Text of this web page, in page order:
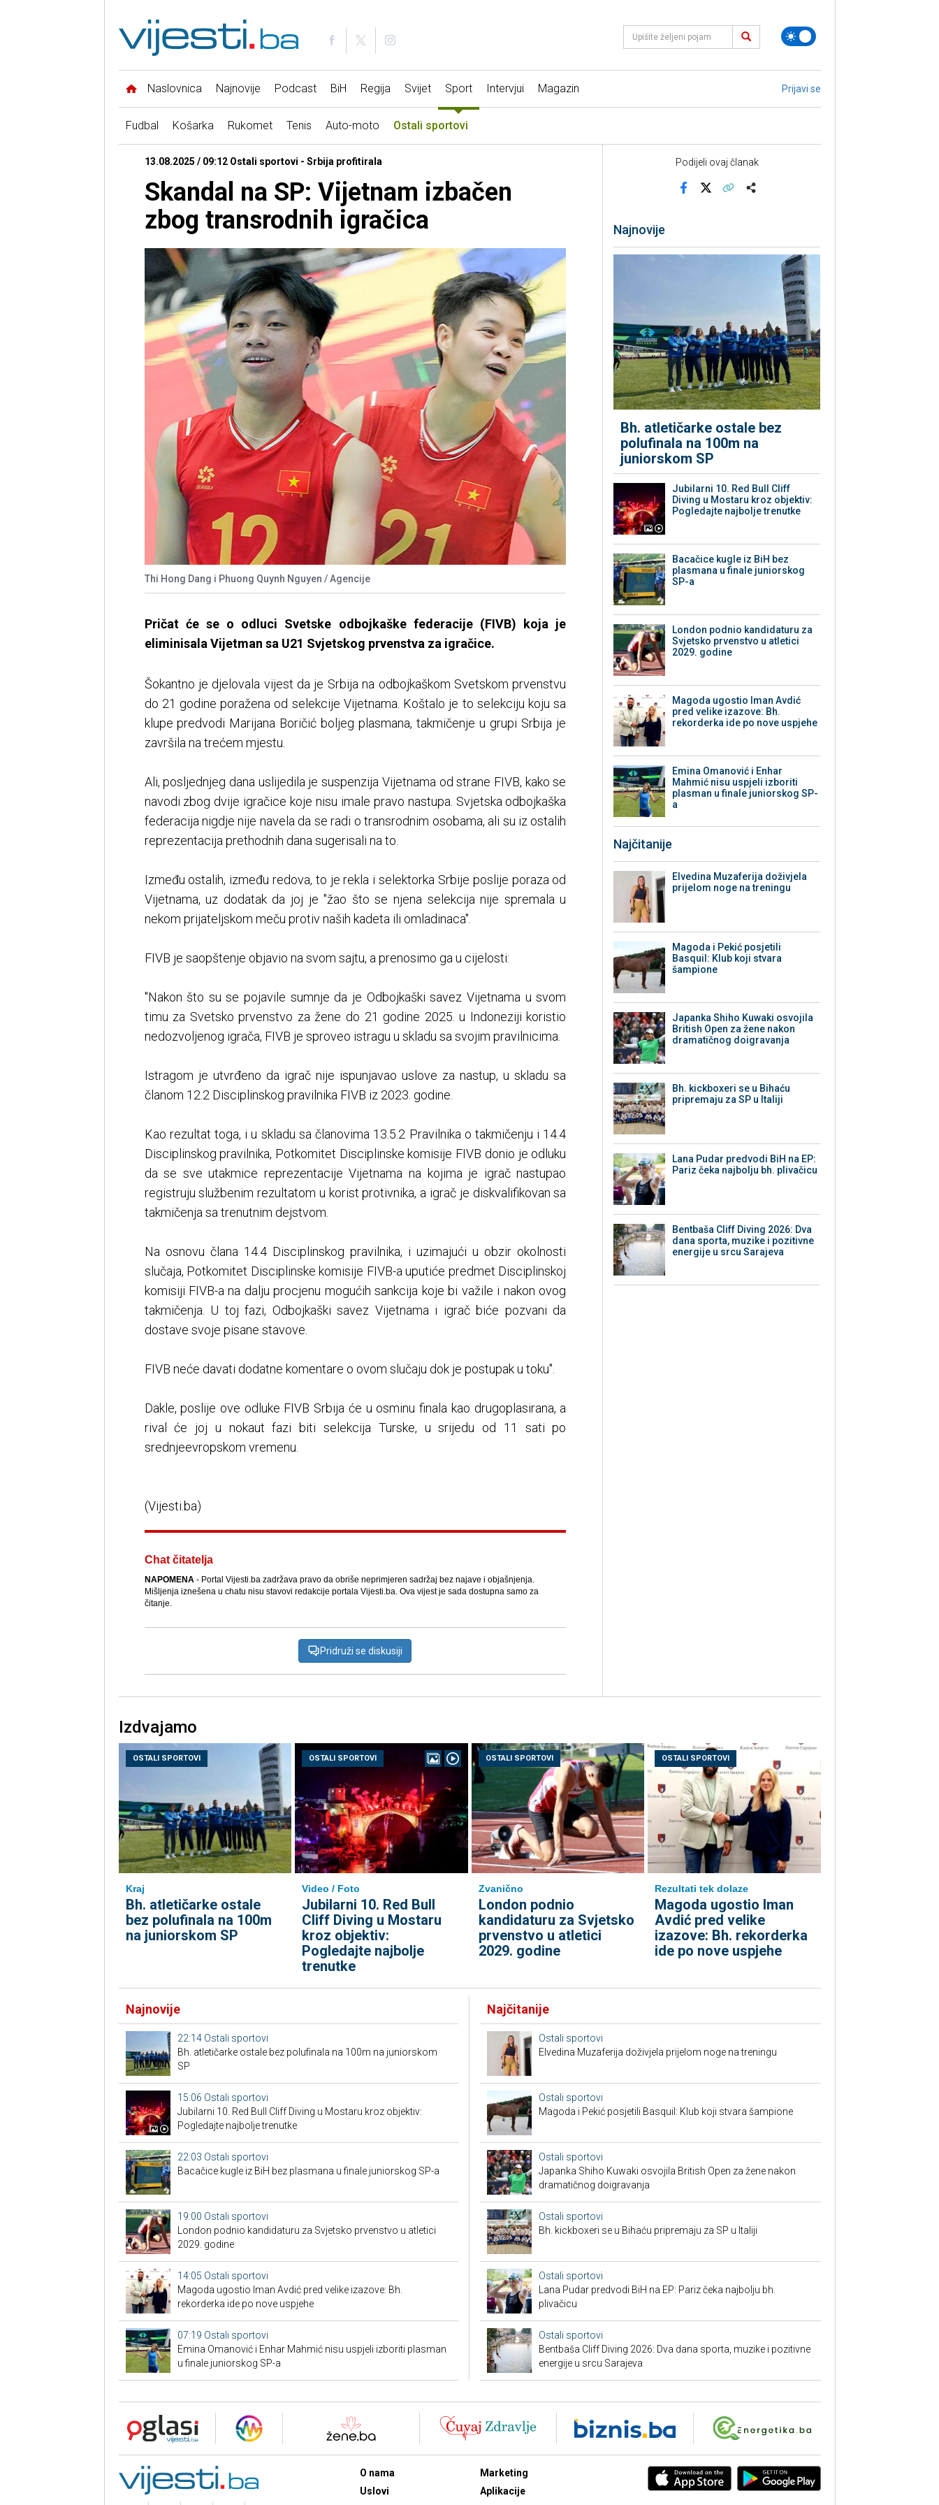
Naslovnica Najnovije Podcast BiH Regija Svijet Sport Intervjui Magazin Prijavi se
Fudbal Košarka Rukomet Tenis Auto-moto Ostali sportovi
13.08.2025 / 09:12 Ostali sportovi - Srbija profitirala
Skandal na SP: Vijetnam izbačen
zbog transrodnih igračica
Thi Hong Dang i Phuong Quynh Nguyen / Agencije
Pričat će se o odluci Svetske odbojkaške federacije (FIVB) koja je
eliminisala Vijetman sa U21 Svjetskog prvenstva za igračice.
Šokantno je djelovala vijest da je Srbija na odbojkaškom Svetskom prvenstvu
do 21 godine poražena od selekcije Vijetnama. Koštalo je to selekciju koju sa
klupe predvodi Marijana Boričić boljeg plasmana, takmičenje u grupi Srbija je
završila na trećem mjestu.
Ali, posljednjeg dana uslijedila je suspenzija Vijetnama od strane FIVB, kako se
navodi zbog dvije igračice koje nisu imale pravo nastupa. Svjetska odbojkaška
federacija nigdje nije navela da se radi o transrodnim osobama, ali su iz ostalih
reprezentacija prethodnih dana sugerisali na to.
Između ostalih, između redova, to je rekla i selektorka Srbije poslije poraza od
Vijetnama, uz dodatak da joj je "žao što se njena selekcija nije spremala u
nekom prijateljskom meču protiv naših kadeta ili omladinaca".
FIVB je saopštenje objavio na svom sajtu, a prenosimo ga u cijelosti:
"Nakon što su se pojavile sumnje da je Odbojkaški savez Vijetnama u svom
timu za Svetsko prvenstvo za žene do 21 godine 2025. u Indoneziji koristio
nedozvoljenog igrača, FIVB je sproveo istragu u skladu sa svojim pravilnicima.
Istragom je utvrđeno da igrač nije ispunjavao uslove za nastup, u skladu sa
članom 12.2 Disciplinskog pravilnika FIVB iz 2023. godine.
Kao rezultat toga, i u skladu sa članovima 13.5.2 Pravilnika o takmičenju i 14.4
Disciplinskog pravilnika, Potkomitet Disciplinske komisije FIVB donio je odluku
da se sve utakmice reprezentacije Vijetnama na kojima je igrač nastupao
registruju službenim rezultatom u korist protivnika, a igrač je diskvalifikovan sa
takmičenja sa trenutnim dejstvom.
Na osnovu člana 14.4 Disciplinskog pravilnika, i uzimajući u obzir okolnosti
slučaja, Potkomitet Disciplinske komisije FIVB-a uputiće predmet Disciplinskoj
komisiji FIVB-a na dalju procjenu mogućih sankcija koje bi važile i nakon ovog
takmičenja. U toj fazi, Odbojkaški savez Vijetnama i igrač biće pozvani da
dostave svoje pisane stavove.
FIVB neće davati dodatne komentare o ovom slučaju dok je postupak u toku".
Dakle, poslije ove odluke FIVB Srbija će u osminu finala kao drugoplasirana, a
rival će joj u nokaut fazi biti selekcija Turske, u srijedu od 11 sati po
srednjeevropskom vremenu.
(Vijesti.ba)
Chat čitatelja
NAPOMENA- Portal Vijesti.ba zadržava pravo da obriše neprimjeren sadržaj bez najave i objašnjenja.
Mišljenja iznešena u chatu nisu stavovi redakcije portala Vijesti.ba. Ova vijest je sada dostupna samo za
čitanje.
Pridruži se diskusiji
Podijeli ovaj članak
Najnovije
Bh. atletičarke ostale bez
polufinala na 100m na
juniorskom SP
Jubilarni 10. Red Bull Cliff
Diving u Mostaru kroz objektiv:
Pogledajte najbolje trenutke
Bacačice kugle iz BiH bez
plasmana u finale juniorskog
SP-a
London podnio kandidaturu za
Svjetsko prvenstvo u atletici
2029. godine
Magoda ugostio Iman Avdić
pred velike izazove: Bh.
rekorderka ide po nove uspjehe
Emina Omanović i Enhar
Mahmić nisu uspjeli izboriti
plasman u finale juniorskog SP-
a
Najčitanije
Elvedina Muzaferija doživjela
prijelom noge na treningu
Magoda i Pekić posjetili
Basquil: Klub koji stvara
šampione
Japanka Shiho Kuwaki osvojila
British Open za žene nakon
dramatičnog doigravanja
Bh. kickboxeri se u Bihaću
pripremaju za SP u Italiji
Lana Pudar predvodi BiH na EP:
Pariz čeka najbolju bh. plivačicu
Bentbaša Cliff Diving 2026: Dva
dana sporta, muzike i pozitivne
energije u srcu Sarajeva
Izdvajamo
OSTALI SPORTOVI
Kraj
Bh. atletičarke ostale
bez polufinala na 100m
na juniorskom SP
OSTALI SPORTOVI
Video / Foto
Jubilarni 10. Red Bull
Cliff Diving u Mostaru
kroz objektiv:
Pogledajte najbolje
trenutke
OSTALI SPORTOVI
Zvanično
London podnio
kandidaturu za Svjetsko
prvenstvo u atletici
2029. godine
OSTALI SPORTOVI
Rezultati tek dolaze
Magoda ugostio Iman
Avdić pred velike
izazove: Bh. rekorderka
ide po nove uspjehe
Najnovije
22:14 Ostali sportovi
Bh. atletičarke ostale bez polufinala na 100m na juniorskom
SP
15:06 Ostali sportovi
Jubilarni 10. Red Bull Cliff Diving u Mostaru kroz objektiv:
Pogledajte najbolje trenutke
22:03 Ostali sportovi
Bacačice kugle iz BiH bez plasmana u finale juniorskog SP-a
19:00 Ostali sportovi
London podnio kandidaturu za Svjetsko prvenstvo u atletici
2029. godine
14:05 Ostali sportovi
Magoda ugostio Iman Avdić pred velike izazove: Bh.
rekorderka ide po nove uspjehe
07:19 Ostali sportovi
Emina Omanović i Enhar Mahmić nisu uspjeli izboriti plasman
u finale juniorskog SP-a
Najčitanije
Ostali sportovi
Elvedina Muzaferija doživjela prijelom noge na treningu
Ostali sportovi
Magoda i Pekić posjetili Basquil: Klub koji stvara šampione
Ostali sportovi
Japanka Shiho Kuwaki osvojila British Open za žene nakon
dramatičnog doigravanja
Ostali sportovi
Bh. kickboxeri se u Bihaću pripremaju za SP u Italiji
Ostali sportovi
Lana Pudar predvodi BiH na EP: Pariz čeka najbolju bh.
plivačicu
Ostali sportovi
Bentbaša Cliff Diving 2026: Dva dana sporta, muzike i pozitivne
energije u srcu Sarajeva
O nama
Uslovi
Marketing
Aplikacije